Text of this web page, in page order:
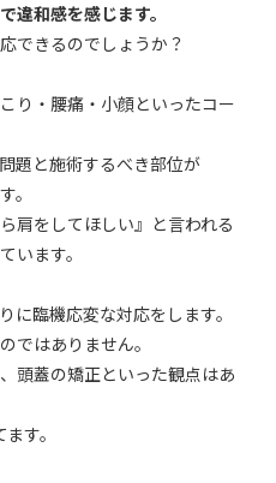
違和感を感じます。
できるのでしょうか？
り・腰痛・小顔といったコー
題と施術するべき部位が
。
肩をしてほしい』と言われる
います。
に臨機応変な対応をします。
ではありません。
頭蓋の矯正といった観点はあ
す。